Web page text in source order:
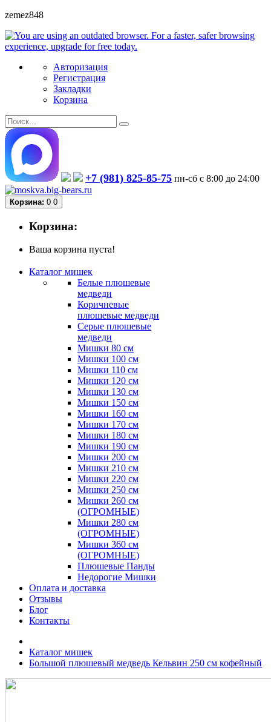
zemez848
Авторизация
Регистрация
Закладки
Корзина
+7 (981) 825-85-75 пн-сб с 8:00 до 24:00
Корзина: 0 0
Корзина:
Ваша корзина пуста!
Каталог мишек
Белые плюшевые
медведи
Коричневые
плюшевые медведи
Серые плюшевые
медведи
Мишки 80 см
Мишки 100 см
Мишки 110 см
Мишки 120 см
Мишки 130 см
Мишки 150 см
Мишки 160 см
Мишки 170 см
Мишки 180 см
Мишки 190 см
Мишки 200 см
Мишки 210 см
Мишки 220 см
Мишки 250 см
Мишки 260 см
(ОГРОМНЫЕ)
Мишки 280 см
(ОГРОМНЫЕ)
Мишки 360 см
(ОГРОМНЫЕ)
Плюшевые Панды
Недорогие Мишки
Оплата и доставка
Отзывы
Блог
Контакты
Каталог мишек
Большой плюшевый медведь Кельвин 250 см кофейный